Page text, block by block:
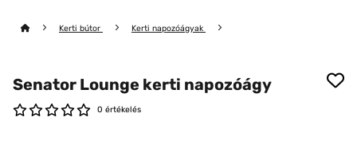
Kerti bútor Kerti napozóágyak
Senator Lounge kerti napozóágy
0 értékelés